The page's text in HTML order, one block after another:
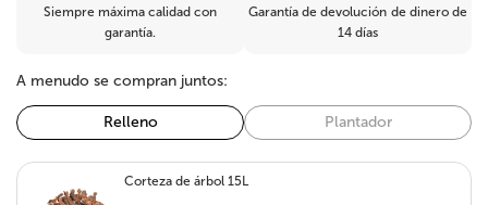
Siempre máxima calidad con
garantía.
Garantía de devolución de dinero de
14 días
A menudo se compran juntos:
Relleno Plantador
Corteza de árbol 15L